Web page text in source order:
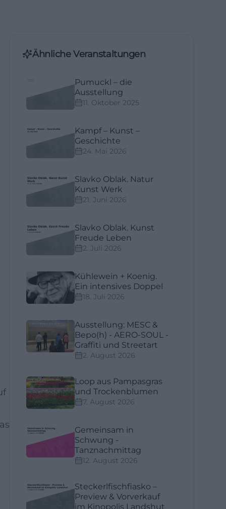
Ähnliche Veranstaltungen
Pumuckl – die
Ausstellung
11. Oktober 2025
Kampf – Kunst –
Geschichte
24. Mai 2026
Slavko Oblak. Natur
Kunst Werk
21. Juni 2026
Slavko Oblak. Kunst
Freude Leben
2. Juli 2026
Kühlewein + Koenig.
Ein intensives Doppel
18. Juli 2026
Ausstellung: MESC &
Bepo(h) - AERO-SOUL -
Graffiti und Streetart
2. August 2026
Loop aus Pampasgras
und Trockenblumen
7. August 2026
Gemeinsam in
Schwung -
Tanznachmittag
12. August 2026
Steckerlfischfiasko –
Preview & Vorverkauf
im Kinopolis Landshut